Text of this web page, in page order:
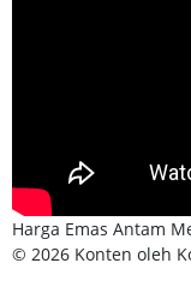
Harga Emas Antam
© 2026 Konten oleh